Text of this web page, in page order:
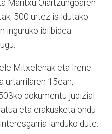
Maritxu Oiartzungoaren
500 urtez isildutako
inguruko ibilbidea
Mitxelenak eta Irene
urtarrilaren 15ean,
dokumentu judizial
eta erakusketa ondu
landuko dute.